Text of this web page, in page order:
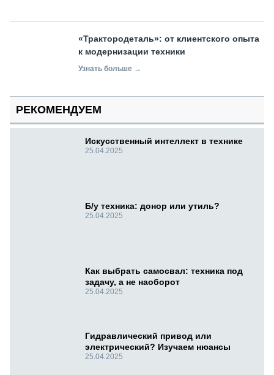
«Трактородеталь»: от клиентского опыта
к модернизации техники
Узнать больше →
РЕКОМЕНДУЕМ
Искусственный интеллект в технике
25.04.2025
Б/у техника: донор или утиль?
25.04.2025
Как выбрать самосвал: техника под
задачу, а не наоборот
25.04.2025
Гидравлический привод или
электрический? Изучаем нюансы
25.04.2025